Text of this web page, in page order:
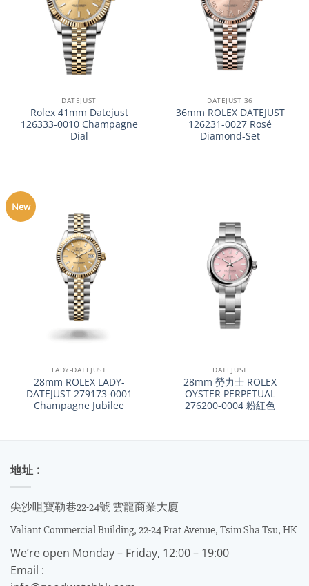
DATEJUST
Rolex 41mm Datejust
126333-0010 Champagne
Dial
DATEJUST 36
36mm ROLEX DATEJUST
126231-0027 Rosé
Diamond-Set
New
LADY-DATEJUST
28mm ROLEX LADY-
DATEJUST 279173-0001
Champagne Jubilee
DATEJUST
28mm 勞力士 ROLEX
OYSTER PERPETUAL
276200-0004 粉紅色
地址 :
尖沙咀寶勒巷22-24號 雲龍商業大廈
Valiant Commercial Building, 22-24 Prat Avenue, Tsim Sha Tsu, HK
We’re open Monday – Friday, 12:00 – 19:00
Email :